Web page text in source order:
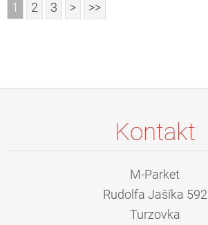
1 2 3 > >>
Kontakt
M-Parket
Rudolfa Jašíka 592
Turzovka